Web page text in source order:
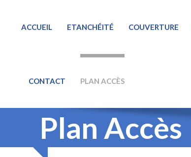
ACCUEIL ETANCHÉITÉ COUVERTURE
CONTACT PLAN ACCÈS
Plan Accès